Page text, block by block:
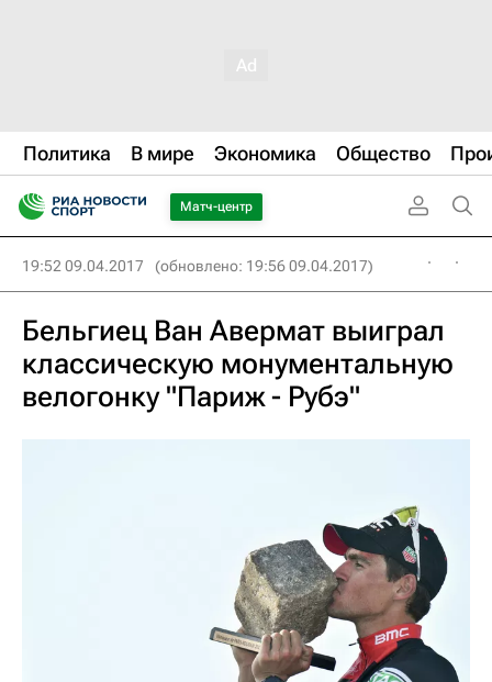
Политика В мире Экономика Общество
Матч-центр
19:52 09.04.2017 (обновлено: 19:56 09.04.2017)
Бельгиец Ван Авермат выиграл
классическую монументальную
велогонку "Париж - Рубэ"